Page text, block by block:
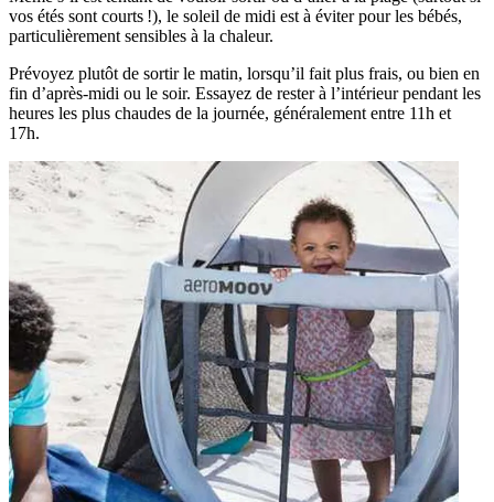
vos étés sont courts !), le soleil de midi est à éviter pour les bébés,
particulièrement sensibles à la chaleur.
Prévoyez plutôt de sortir le matin, lorsqu’il fait plus frais, ou bien en
fin d’après-midi ou le soir. Essayez de rester à l’intérieur pendant les
heures les plus chaudes de la journée, généralement entre 11h et
17h.